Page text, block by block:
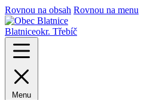
Rovnou na obsah Rovnou na menu
Blatniceokr. Třebíč
Menu